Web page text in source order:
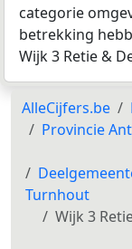
categorie
betrekking
Wijk 3 Retie &
AlleCijfers.be
Provincie
Turnhout
Wijk 3